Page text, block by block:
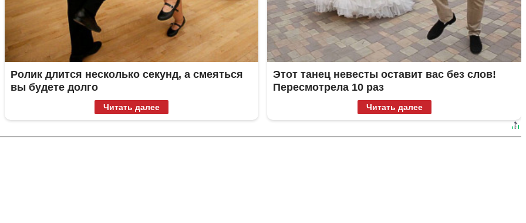
Ролик длится несколько секунд, а смеяться
вы будете долго
Читать далее
Этот танец невесты оставит вас без слов!
Пересмотрела 10 раз
Читать далее